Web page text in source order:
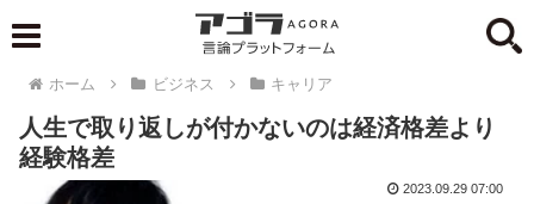
ホーム ビジネス キャリア
人生で取り返しが付かないのは経済格差より
経験格差
2023.09.29 07:00